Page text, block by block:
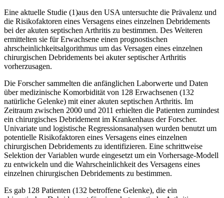
Eine aktuelle Studie (1)aus den USA untersuchte die Prävalenz und
die Risikofaktoren eines Versagens eines einzelnen Debridements
bei der akuten septischen Arthritis zu bestimmen. Des Weiteren
ermittelten sie für Erwachsene einen prognostischen
ahrscheinlichkeitsalgorithmus um das Versagen eines einzelnen
chirurgischen Debridements bei akuter septischer Arthritis
vorherzusagen.
Die Forscher sammelten die anfänglichen Laborwerte und Daten
über medizinische Komorbidität von 128 Erwachsenen (132
natürliche Gelenke) mit einer akuten septischen Arthritis. Im
Zeitraum zwischen 2000 und 2011 erhielten die Patienten zumindest
ein chirurgisches Debridement im Krankenhaus der Forscher.
Univariate und logistische Regressionsanalysen wurden benutzt um
potentielle Risikofaktoren eines Versagens eines einzelnen
chirurgischen Debridements zu identifizieren. Eine schrittweise
Selektion der Variablen wurde eingesetzt um ein Vorhersage-Modell
zu entwickeln und die Wahrscheinlichkeit des Versagens eines
einzelnen chirurgischen Debridements zu bestimmen.
Es gab 128 Patienten (132 betroffene Gelenke), die ein